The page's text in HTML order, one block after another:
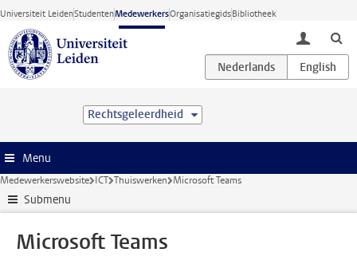
Ga direct naar de inhoud
Universiteit LeidenStudentenMedewerkersOrganisatiegidsBibliotheek
toggle
Rechtsgeleerdheid
Menu
Medewerkerswebsite ICT Thuiswerken Microsoft Teams
Submenu
Microsoft Teams